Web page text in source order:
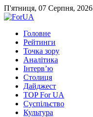
П'ятниця, 07 Серпня, 2026
Головне
Рейтинги
Точка зору
Аналітика
Інтерв’ю
Столиця
Дайджест
TOP For UA
Суспiльство
Культура